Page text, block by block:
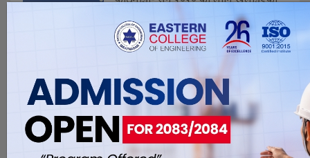
अमेरिकन डाइभर्सिटी भिसा (डिभी) को म्याद
आज राति १२ बजेपछि सकिँदै छ। गत
अक्टोबर ३ बाट सुरु भएको डिभी भर्ने म्याद
अक्टोबर ३ बाट अमेरिकी सरकारले अमेरिका
जान इच्छुकहरुका लागि डिभी चिठ्ठा खुलाउँदै
आएको छ। यसलाई अमेरिकी
ग्रिनकार्ड लट्�. . .